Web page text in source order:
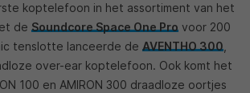
koptelefoon in het assortiment van het
de Soundcore Space One Pro voor 200
tenslotte lanceerde de AVENTHO 300
over-ear koptelefoon. Ook komt het
100 en AMIRON 300 draadloze oortjes